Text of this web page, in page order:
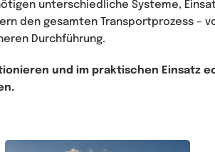
unterschiedliche Systeme,
den gesamten Transportprozess –
Durchführung.
und im praktischen Einsatz